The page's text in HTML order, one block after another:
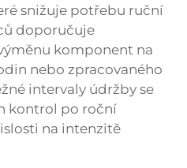
snižuje potřebu ruční
doporučuje
komponent na
nebo zpracovaného
intervaly údržby se
kontrol po roční
na intenzitě